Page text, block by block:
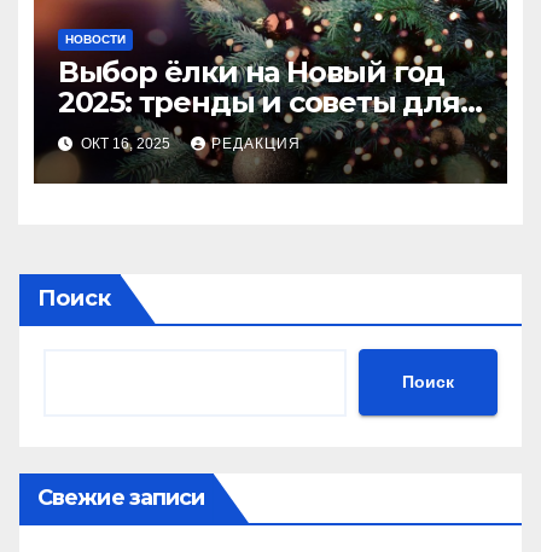
НОВОСТИ
Выбор ёлки на Новый год
2025: тренды и советы для
идеального праздника
ОКТ 16, 2025 РЕДАКЦИЯ
Поиск
Поиск
Свежие записи